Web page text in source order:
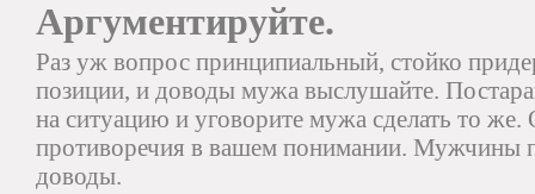
Аргументируйте.
Раз уж вопрос принципиальный, стойко
позиции, и доводы мужа выслушайте.
на ситуацию и уговорите мужа сделать то
противоречия в вашем понимании. Мужчины
доводы.